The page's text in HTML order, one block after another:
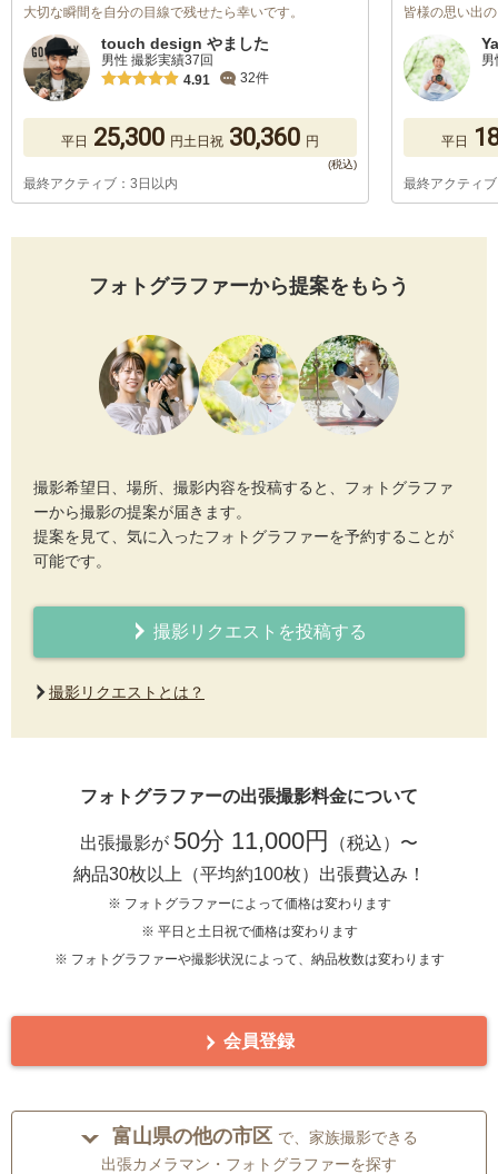
大切な瞬間を自分の目線で残せたら幸いです。
touch design やました
男性 撮影実績37回
4.91
32件
平日 25,300 円土日祝 30,360 円
最終アクティブ：3日以内
皆様の思い出
男
平日
最終アクティ
フォトグラファーから提案をもらう
撮影希望日、場所、撮影内容を投稿すると、フォトグラファ
ーから撮影の提案が届きます。
提案を見て、気に入ったフォトグラファーを予約することが
可能です。
撮影リクエストを投稿する
撮影リクエストとは？
フォトグラファーの出張撮影料金について
出張撮影が 50分 11,000円
（税込）〜
納品30枚以上（平均約100枚）出張費込み！
※ フォトグラファーによって価格は変わります
※ 平日と土日祝で価格は変わります
※ フォトグラファーや撮影状況によって、納品枚数は変わります
会員登録
富山県の他の市区 で、家族撮影できる
出張カメラマン・フォトグラファーを探す